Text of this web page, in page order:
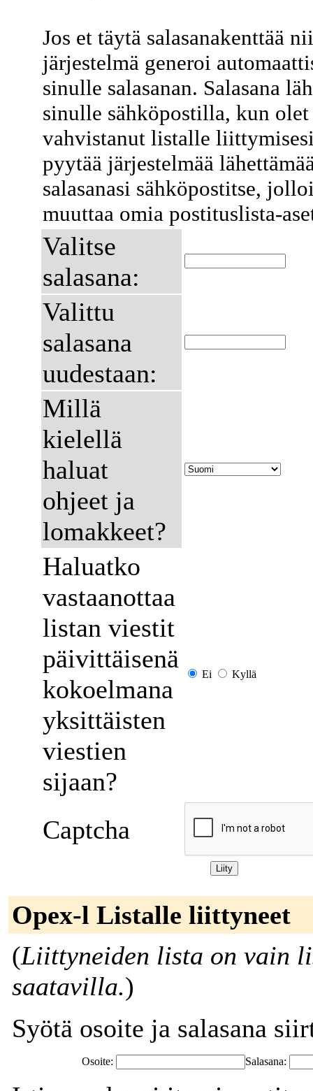
Jos et täytä salasanakenttää
järjestelmä generoi
sinulle salasanan. Salasana
sinulle sähköpostilla, kun olet
vahvistanut listalle
pyytää järjestelmää
salasanasi sähköpostitse,
muuttaa omia postituslista-
Valitse
salasana:
Valittu
salasana
uudestaan:
Millä
kielellä
haluat
ohjeet ja
lomakkeet?
Haluatko
vastaanottaa
listan viestit
päivittäisenä
kokoelmana
yksittäisten
viestien
sijaan?
Ei Kyllä
Captcha
Opex-l Listalle liittyneet
(Liittyneiden lista on vain
saatavilla.)
Syötä osoite ja salasana
Osoite: Salasana: